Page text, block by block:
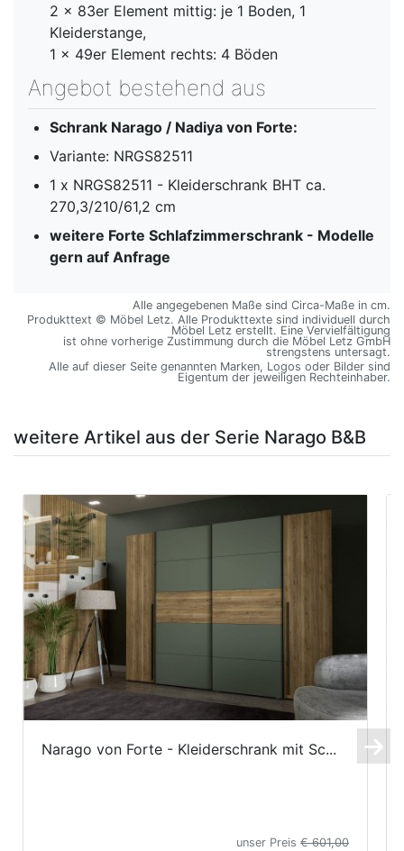
2 x 83er Element mittig: je 1 Boden, 1
Kleiderstange,
1 x 49er Element rechts: 4 Böden
Angebot bestehend aus
Schrank Narago / Nadiya von Forte:
Variante: NRGS82511
1 x NRGS82511 - Kleiderschrank BHT ca.
270,3/210/61,2 cm
weitere Forte Schlafzimmerschrank - Modelle
gern auf Anfrage
Alle angegebenen Maße sind Circa-Maße in cm.
Produkttext © Möbel Letz. Alle Produkttexte sind individuell durch
Möbel Letz erstellt. Eine Vervielfältigung
ist ohne vorherige Zustimmung durch die Möbel Letz GmbH
strengstens untersagt.
Alle auf dieser Seite genannten Marken, Logos oder Bilder sind
Eigentum der jeweiligen Rechteinhaber.
weitere Artikel aus der Serie Narago B&B
Narago von Forte - Kleiderschrank mit Sc...
unser Preis€ 601,00